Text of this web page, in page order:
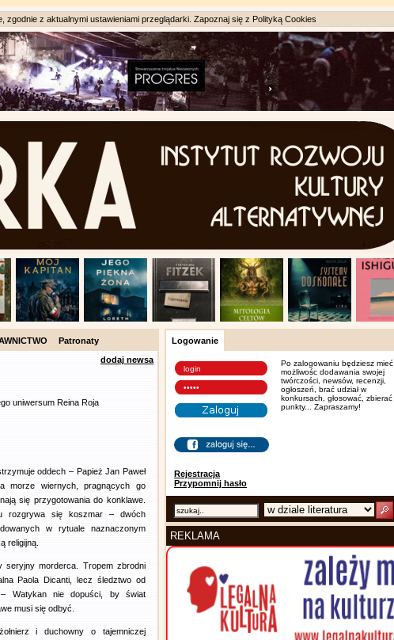
z aktualnymi ustawieniami przeglądarki. Zapoznaj się z Polityką Cookies
Patronaty
dodaj newsa
uniwersum Reina Roja
oddech – Papież Jan Paweł
morze wiernych, pragnących go
się przygotowania do konklawe.
rozgrywa się koszmar – dwóch
w rytuale naznaczonym
religijną.
seryjny morderca. Tropem zbrodni
Paola Dicanti, lecz śledztwo od
Watykan nie dopuści, by świat
musi się odbyć.
i duchowny o tajemniczej
Logowanie
Rejestracja
Przypomnij hasło
Po zalogowaniu będziesz mieć
możliwośc dodawania swojej
twórczości, newsów, recenzji,
ogłoszeń, brać udział w
konkursach, głosować, zbierać
punkty... Zapraszamy!
REKLAMA